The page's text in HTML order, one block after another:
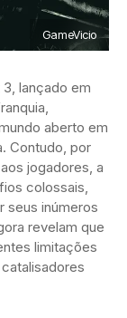
GameVicio
lançado em
aberto em
Contudo, por
jogadores, a
colossais,
seus inúmeros
revelam que
limitações